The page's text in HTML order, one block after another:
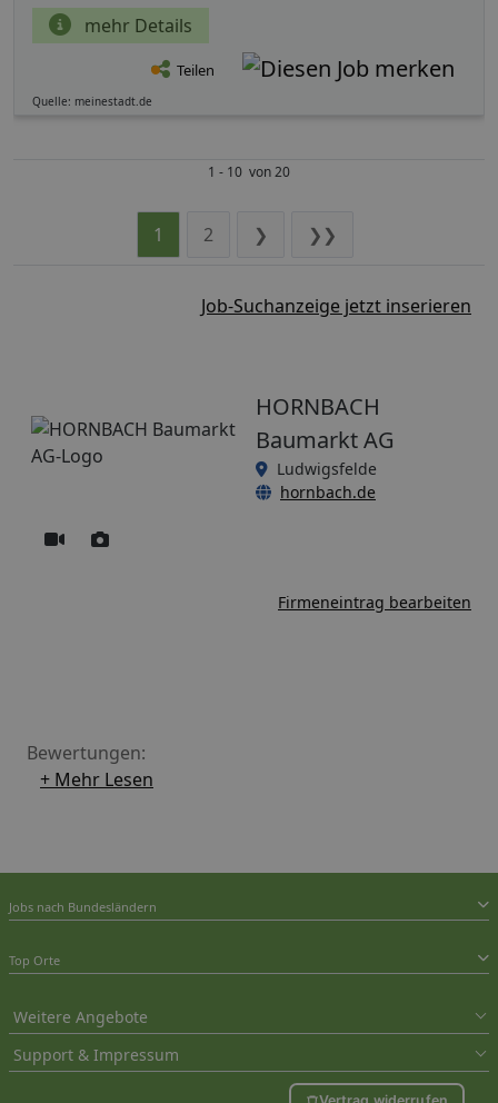
mehr Details
Teilen
Quelle: meinestadt.de
1 - 10 von 20
1 2 ❯ ❯❯
Job-Suchanzeige jetzt inserieren
HORNBACH
Baumarkt AG
Ludwigsfelde
hornbach.de
Firmeneintrag bearbeiten
Bewertungen:
+ Mehr Lesen
Jobs nach Bundesländern
Top Orte
Weitere Angebote
Support & Impressum